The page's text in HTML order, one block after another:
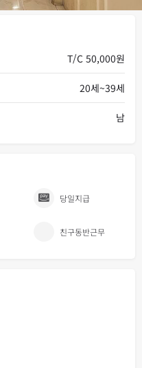
T/C 50,000원
20세~39세
남
당일지급
친구동반근무